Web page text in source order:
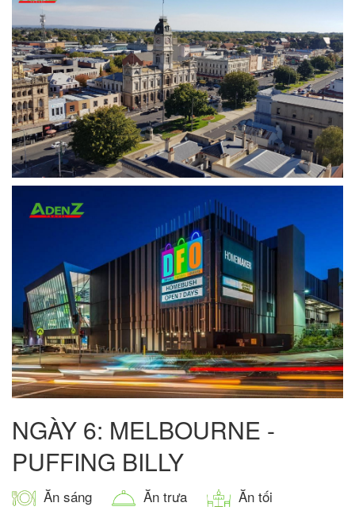
NGÀY 6: MELBOURNE -
PUFFING BILLY
Ăn sáng Ăn trưa Ăn tối